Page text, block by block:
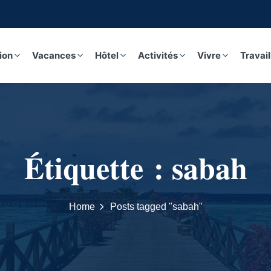
Vacances Hôtel Activités Vivre
Étiquette : sabah
Home Posts tagged "sabah"